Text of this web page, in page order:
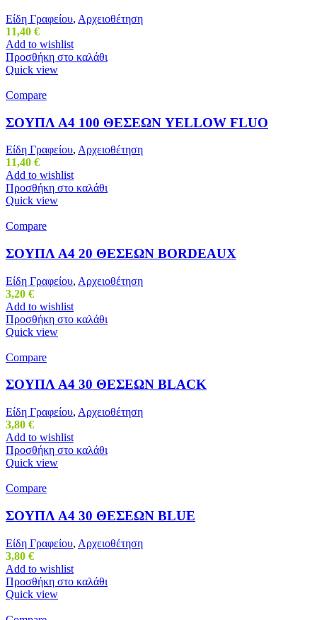
Είδη Γραφείου, Αρχειοθέτηση
11,40 €
Add to wishlist
Προσθήκη στο καλάθι
Quick view
Compare
ΣΟΥΠΛ Α4 100 ΘΕΣΕΩΝ YELLOW FLUO
Είδη Γραφείου, Αρχειοθέτηση
11,40 €
Add to wishlist
Προσθήκη στο καλάθι
Quick view
Compare
ΣΟΥΠΛ Α4 20 ΘΕΣΕΩΝ BORDEAUX
Είδη Γραφείου, Αρχειοθέτηση
3,20 €
Add to wishlist
Προσθήκη στο καλάθι
Quick view
Compare
ΣΟΥΠΛ Α4 30 ΘΕΣΕΩΝ BLACK
Είδη Γραφείου, Αρχειοθέτηση
3,80 €
Add to wishlist
Προσθήκη στο καλάθι
Quick view
Compare
ΣΟΥΠΛ Α4 30 ΘΕΣΕΩΝ BLUE
Είδη Γραφείου, Αρχειοθέτηση
3,80 €
Add to wishlist
Προσθήκη στο καλάθι
Quick view